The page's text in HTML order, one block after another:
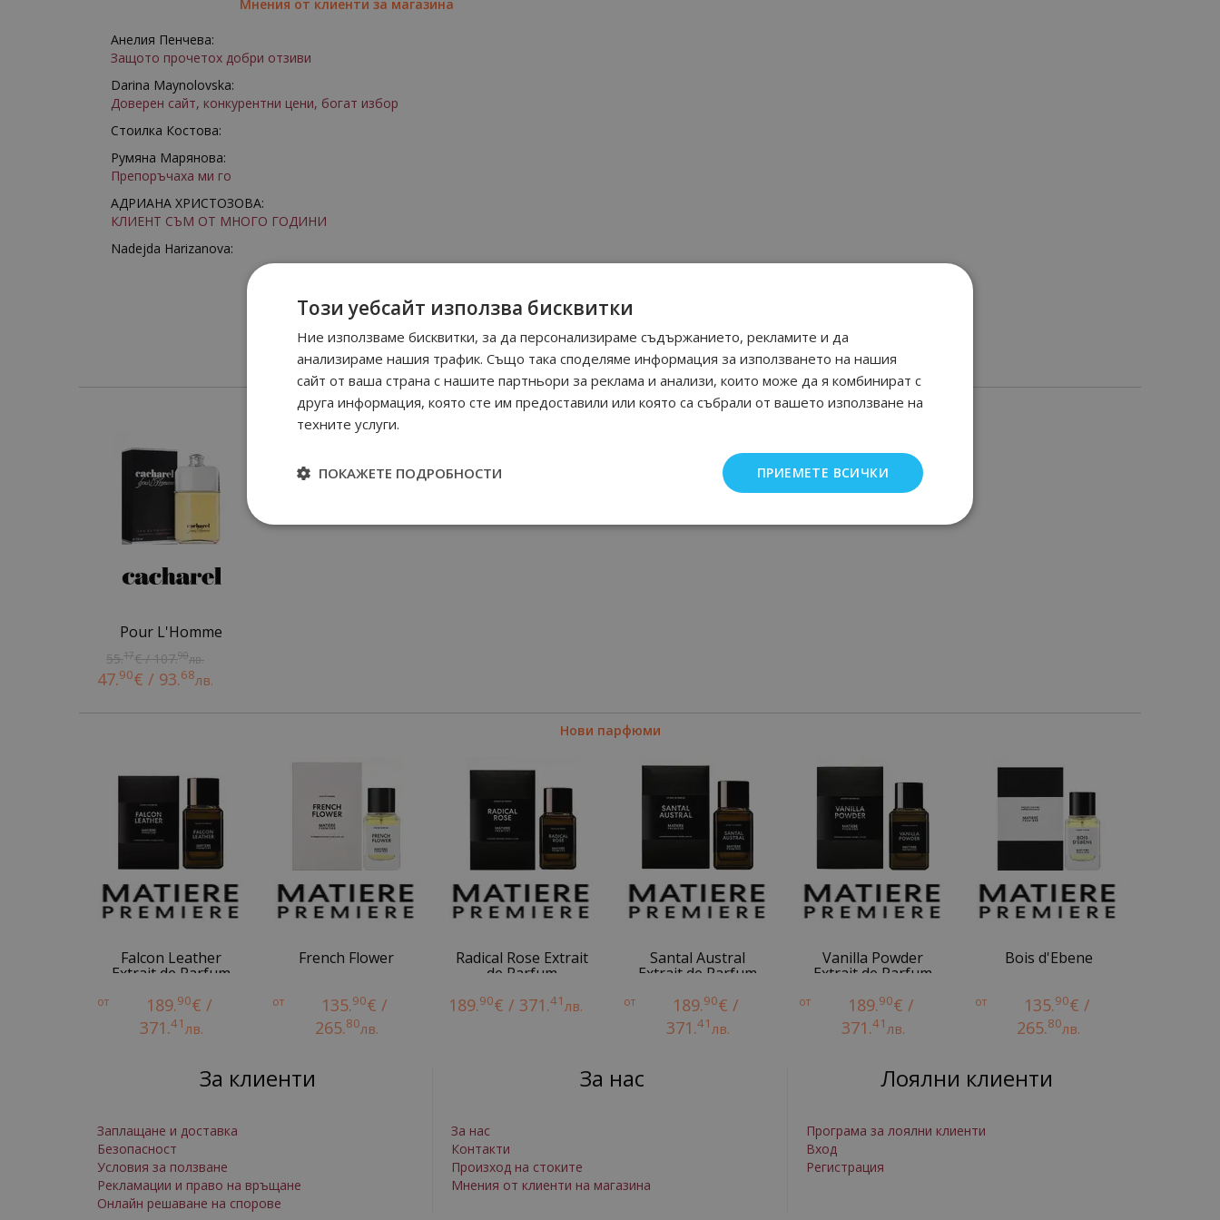
Мнения от клиенти за магазина
Анелия Пенчева:
Защото прочетох добри отзиви
Darina Maynolovska:
Доверен сайт, конкурентни цени, богат избор
Стоилка Костова:
Румяна Марянова:
Препоръчаха ми го
АДРИАНА ХРИСТОЗОВА:
КЛИЕНТ СЪМ ОТ МНОГО ГОДИНИ
Nadejda Harizanova:
Още от Cacharel мъжки парфюми
Pour L'Homme
55.17€ / 107.90лв.
47.90€ / 93.68лв.
Нови парфюми
Falcon Leather
Extrait de Parfum
от 189.90€ /
371.41лв.
French Flower
от 135.90€ /
265.80лв.
Radical Rose Extrait
de Parfum
189.90€ / 371.41лв.
Santal Austral
Extrait de Parfum
от 189.90€ /
371.41лв.
Vanilla Powder
Extrait de Parfum
от 189.90€ /
371.41лв.
Bois d'Ebene
от 135.90€ /
265.80лв.
За клиенти
Заплащане и доставка
Безопасност
Условия за ползване
Рекламации и право на връщане
Онлайн решаване на спорове
За нас
За нас
Контакти
Произход на стоките
Мнения от клиенти на магазина
Лоялни клиенти
Програма за лоялни клиенти
Вход
Регистрация
Този уебсайт използва бисквитки
Ние използваме бисквитки, за да персонализираме съдържанието, рекламите и да
анализираме нашия трафик. Също така споделяме информация за използването на нашия
сайт от ваша страна с нашите партньори за реклама и анализи, които може да я комбинират с
друга информация, която сте им предоставили или която са събрали от вашето използване на
техните услуги.
ПРИЕМЕТЕ ВСИЧКИ
ПОКАЖЕТЕ ПОДРОБНОСТИ